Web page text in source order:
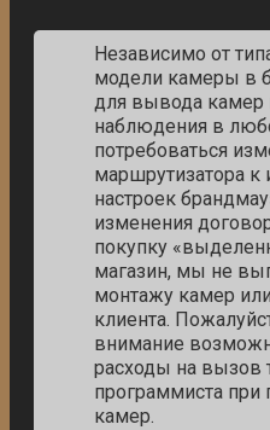
Независимо от
модели камеры в
для вывода камер
наблюдения в
потребоваться
маршрутизатора к
настроек
изменения
покупку
магазин, мы не
монтажу камер
клиента.
внимание
расходы на вызов
программиста
камер.